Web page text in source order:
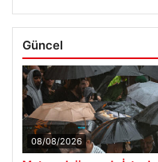
Güncel
08/08/2026